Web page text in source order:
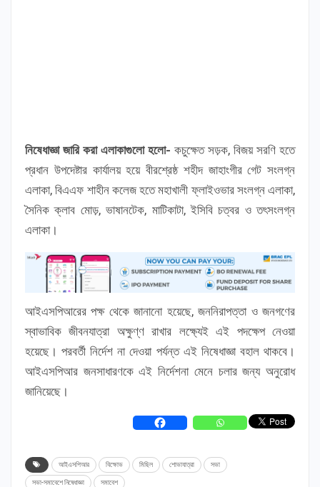
নিষেধাজ্ঞা জারি করা এলাকাগুলো হলো- কচুক্ষেত সড়ক, বিজয় সরণি হতে
প্রধান উপদেষ্টার কার্যালয় হয়ে বীরশ্রেষ্ঠ শহীদ জাহাংগীর গেট সংলগ্ন
এলাকা, বিএএফ শাহীন কলেজ হতে মহাখালী ফ্লাইওভার সংলগ্ন এলাকা,
সৈনিক ক্লাব মোড়, ভাষানটেক, মাটিকাটা, ইসিবি চত্বর ও তৎসংলগ্ন
এলাকা।
আইএসপিআরের পক্ষ থেকে জানানো হয়েছে, জননিরাপত্তা ও জনগণের
স্বাভাবিক জীবনযাত্রা অক্ষুণ্ণ রাখার লক্ষ্যেই এই পদক্ষেপ নেওয়া
হয়েছে। পরবর্তী নির্দেশ না দেওয়া পর্যন্ত এই নিষেধাজ্ঞা বহাল থাকবে।
আইএসপিআর জনসাধারণকে এই নির্দেশনা মেনে চলার জন্য অনুরোধ
জানিয়েছে।
আইএসপিআর বিক্ষোভ মিছিল শোভাযাত্রা সভা
সভা-সমাবেশে নিষেধাজ্ঞা সমাবেশ